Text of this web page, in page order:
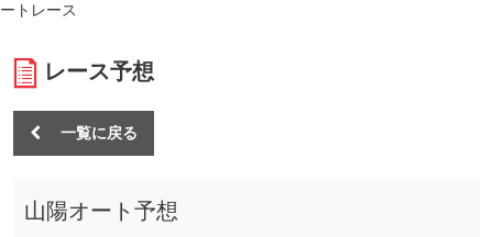
ートレース
レース予想
一覧に戻る
山陽オート予想